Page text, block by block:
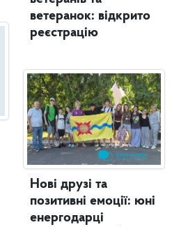
ветеранок: відкрито
реєстрацію
Нові друзі та
позитивні емоції: юні
енергодарці